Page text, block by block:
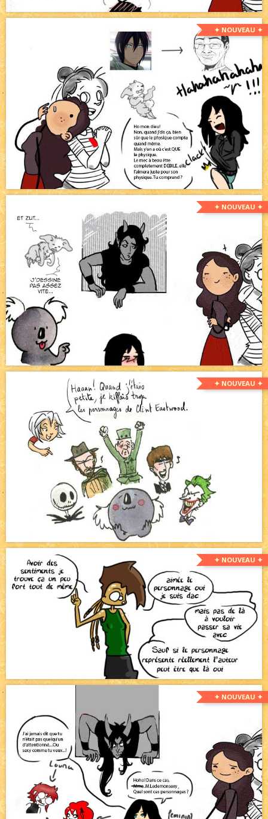
✦ NOUVEAU ✦
✦ NOUVEAU ✦
✦ NOUVEAU ✦
✦ NOUVEAU ✦
✦ NOUVEAU ✦